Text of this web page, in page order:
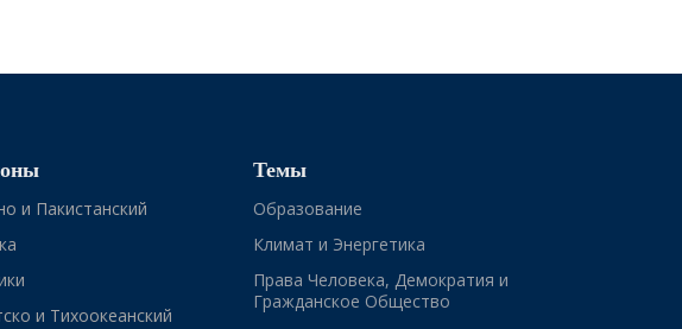
и Пакистанский
и Тихоокеанский
Темы
Образование
Климат и Энергетика
Права Человека, Демократия и
Гражданское Общество